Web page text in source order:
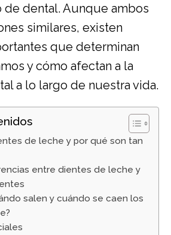
de dental. Aunque ambos
similares, existen
que determinan
y cómo afectan a la
a lo largo de nuestra vida.
de leche y por qué son tan
entre dientes de leche y
salen y cuándo se caen los